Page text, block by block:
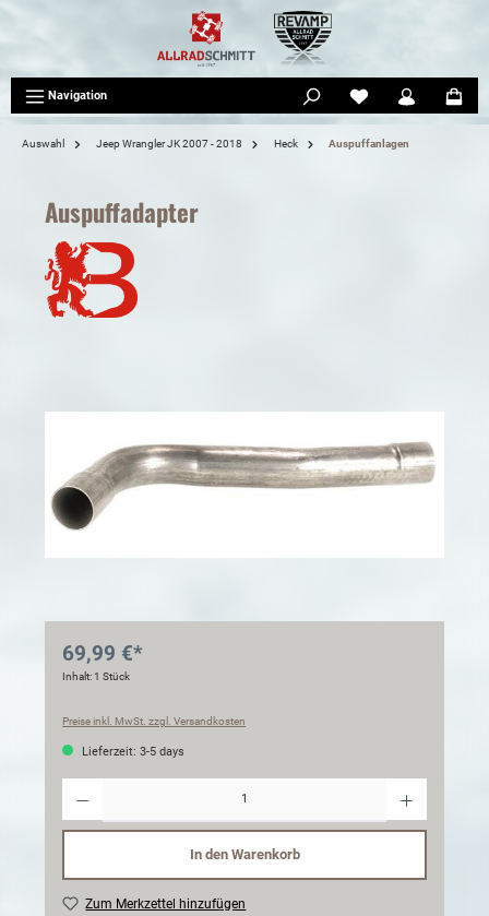
Navigation
Auswahl Jeep Wrangler JK 2007 - 2018 Heck Auspuffanlagen
Auspuffadapter
69,99 €*
Inhalt:1 Stück
Preise inkl. MwSt. zzgl. Versandkosten
Lieferzeit: 3-5 days
In den Warenkorb
Zum Merkzettel hinzufügen